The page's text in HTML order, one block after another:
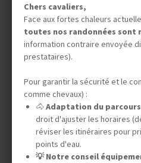
INFOS
TOURISME
Chers cavaliers,
Face aux fortes chaleurs
toutes nos randonnées sont
information contraire envoyée
prestataires).
Pour garantir la sécurité et le
comme chevaux) :
🐴 Adaptation du
droit d'ajuster les horaires
réviser les itinéraires pour
points d'eau.
💡 Notre conseil